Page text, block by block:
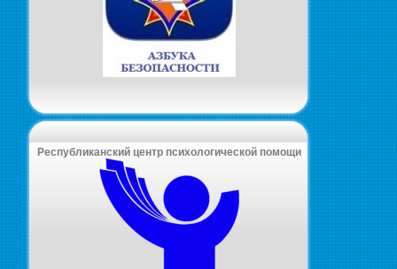
Республиканский центр психологической помощи